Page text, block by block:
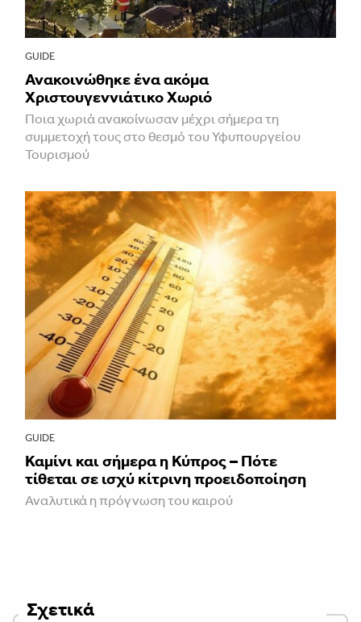
GUIDE
Ανακοινώθηκε ένα ακόμα
Χριστουγεννιάτικο Χωριό
Ποια χωριά ανακοίνωσαν μέχρι σήμερα τη
συμμετοχή τους στο θεσμό του Υφυπουργείου
Τουρισμού
GUIDE
Καμίνι και σήμερα η Κύπρος – Πότε
τίθεται σε ισχύ κίτρινη προειδοποίηση
Αναλυτικά η πρόγνωση του καιρού
Σχετικά